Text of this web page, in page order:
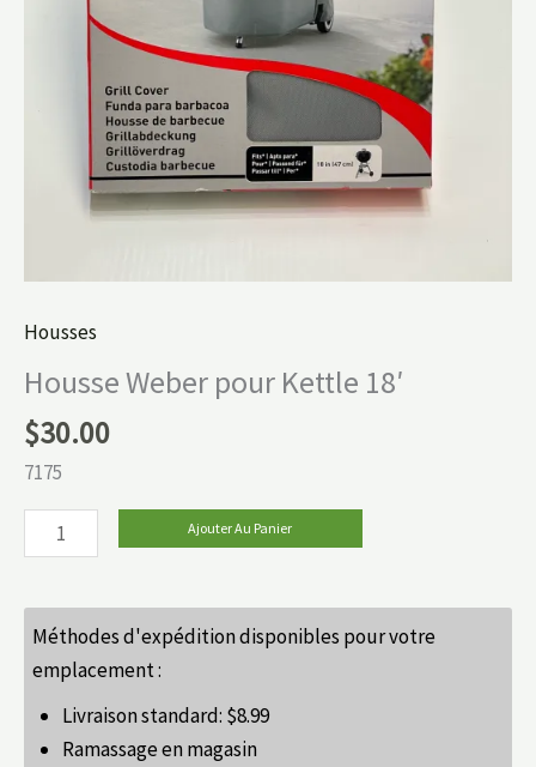
Housses
Housse Weber pour Kettle 18′
$30.00
7175
Ajouter Au Panier
Méthodes d'expédition disponibles pour votre
emplacement :
Livraison standard: $8.99
Ramassage en magasin